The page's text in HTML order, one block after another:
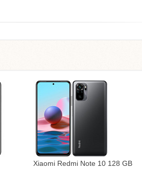
Xiaomi Redmi Note 10 128 GB